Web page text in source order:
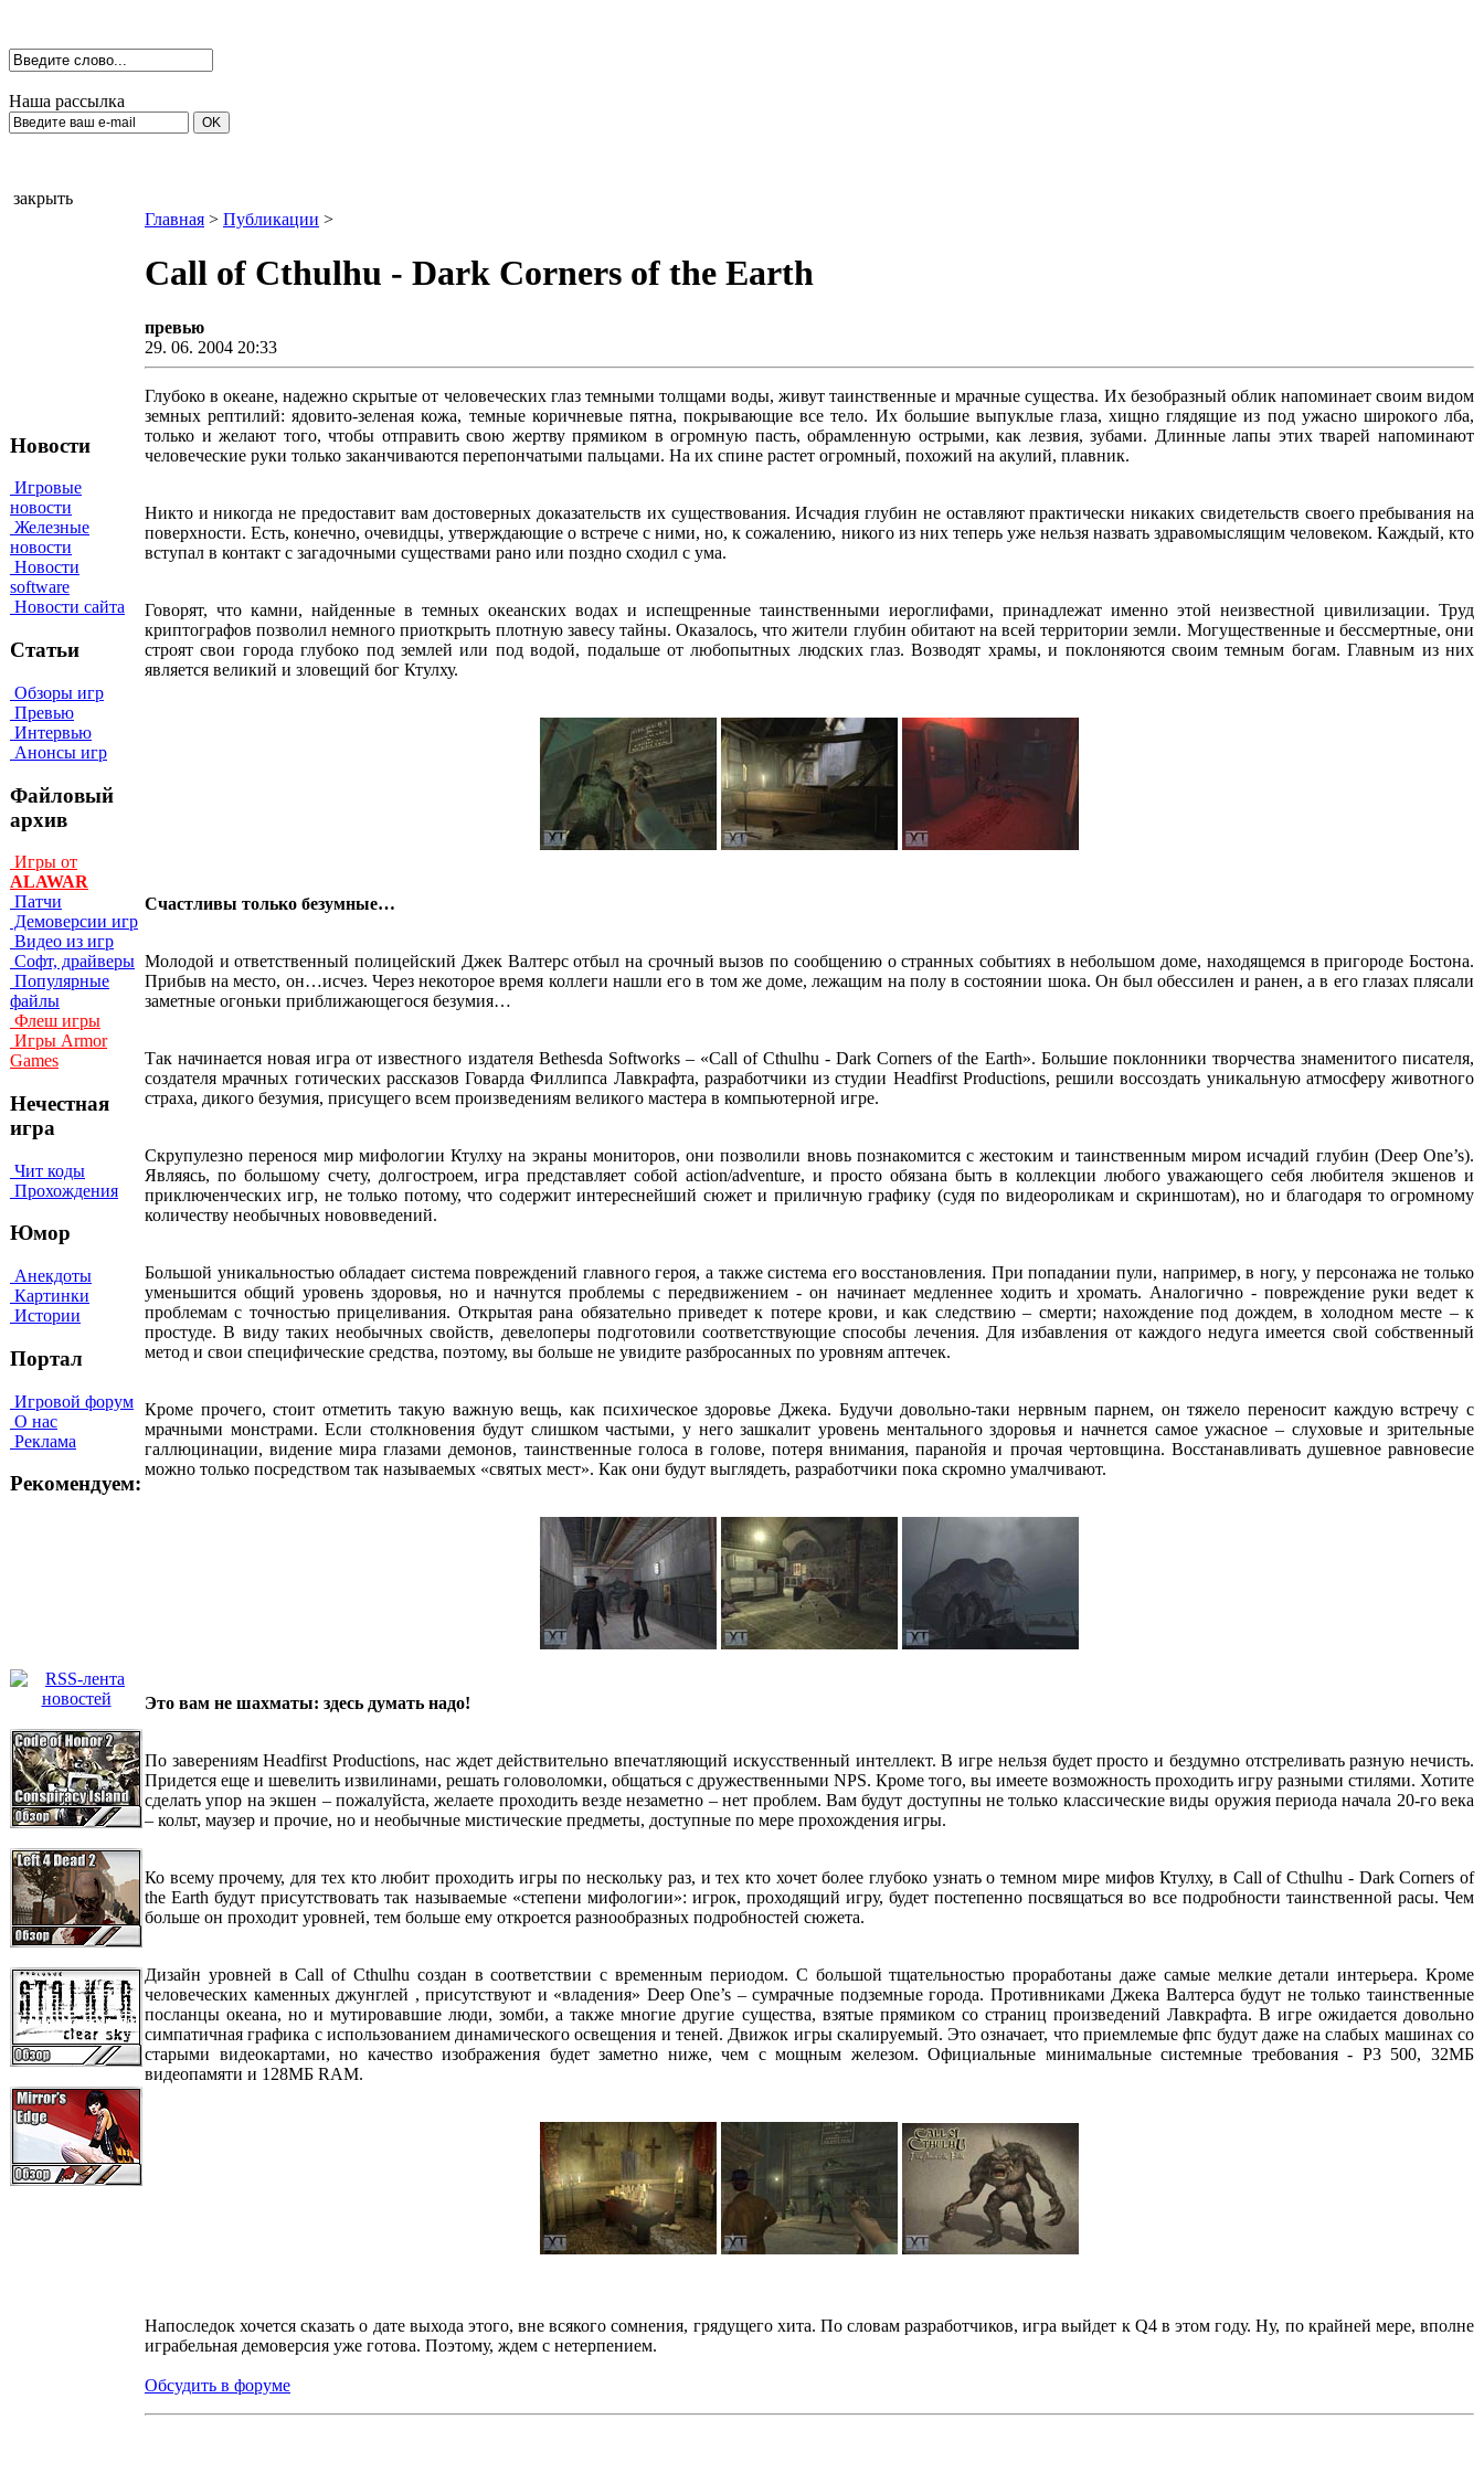
Наша рассылка
закрыть
Новости
Игровые
новости
Железные
новости
Новости
software
Новости сайта
Статьи
Обзоры игр
Превью
Интервью
Анонсы игр
Файловый
архив
Игры от
ALAWAR
Патчи
Демоверсии игр
Видео из игр
Софт, драйверы
Популярные
файлы
Флеш игры
Игры Armor
Games
Нечестная
игра
Чит коды
Прохождения
Юмор
Анекдоты
Картинки
Истории
Портал
Игровой форум
О нас
Реклама
Рекомендуем:
Главная > Публикации >
Call of Cthulhu - Dark Corners of the Earth
превью
29. 06. 2004 20:33
Глубоко в океане, надежно скрытые от человеческих глаз темными толщами воды, живут таинственные и мрачные существа. Их безобразный облик напоминает своим видом
земных рептилий: ядовито-зеленая кожа, темные коричневые пятна, покрывающие все тело. Их большие выпуклые глаза, хищно глядящие из под ужасно широкого лба,
только и желают того, чтобы отправить свою жертву прямиком в огромную пасть, обрамленную острыми, как лезвия, зубами. Длинные лапы этих тварей напоминают
человеческие руки только заканчиваются перепончатыми пальцами. На их спине растет огромный, похожий на акулий, плавник.
Никто и никогда не предоставит вам достоверных доказательств их существования. Исчадия глубин не оставляют практически никаких свидетельств своего пребывания на
поверхности. Есть, конечно, очевидцы, утверждающие о встрече с ними, но, к сожалению, никого из них теперь уже нельзя назвать здравомыслящим человеком. Каждый, кто
вступал в контакт с загадочными существами рано или поздно сходил с ума.
Говорят, что камни, найденные в темных океанских водах и испещренные таинственными иероглифами, принадлежат именно этой неизвестной цивилизации. Труд
криптографов позволил немного приоткрыть плотную завесу тайны. Оказалось, что жители глубин обитают на всей территории земли. Могущественные и бессмертные, они
строят свои города глубоко под землей или под водой, подальше от любопытных людских глаз. Возводят храмы, и поклоняются своим темным богам. Главным из них
является великий и зловещий бог Ктулху.
Счастливы только безумные…
Молодой и ответственный полицейский Джек Валтерс отбыл на срочный вызов по сообщению о странных событиях в небольшом доме, находящемся в пригороде Бостона.
Прибыв на место, он…исчез. Через некоторое время коллеги нашли его в том же доме, лежащим на полу в состоянии шока. Он был обессилен и ранен, а в его глазах плясали
заметные огоньки приближающегося безумия…
Так начинается новая игра от известного издателя Bethesda Softworks – «Call of Cthulhu - Dark Corners of the Earth». Большие поклонники творчества знаменитого писателя,
создателя мрачных готических рассказов Говарда Филлипса Лавкрафта, разработчики из студии Headfirst Productions, решили воссоздать уникальную атмосферу животного
страха, дикого безумия, присущего всем произведениям великого мастера в компьютерной игре.
Скрупулезно перенося мир мифологии Ктулху на экраны мониторов, они позволили вновь познакомится с жестоким и таинственным миром исчадий глубин (Deep One’s).
Являясь, по большому счету, долгостроем, игра представляет собой action/adventure, и просто обязана быть в коллекции любого уважающего себя любителя экшенов и
приключенческих игр, не только потому, что содержит интереснейший сюжет и приличную графику (судя по видеороликам и скриншотам), но и благодаря то огромному
количеству необычных нововведений.
Большой уникальностью обладает система повреждений главного героя, а также система его восстановления. При попадании пули, например, в ногу, у персонажа не только
уменьшится общий уровень здоровья, но и начнутся проблемы с передвижением - он начинает медленнее ходить и хромать. Аналогично - повреждение руки ведет к
проблемам с точностью прицеливания. Открытая рана обязательно приведет к потере крови, и как следствию – смерти; нахождение под дождем, в холодном месте – к
простуде. В виду таких необычных свойств, девелоперы подготовили соответствующие способы лечения. Для избавления от каждого недуга имеется свой собственный
метод и свои специфические средства, поэтому, вы больше не увидите разбросанных по уровням аптечек.
Кроме прочего, стоит отметить такую важную вещь, как психическое здоровье Джека. Будучи довольно-таки нервным парнем, он тяжело переносит каждую встречу с
мрачными монстрами. Если столкновения будут слишком частыми, у него зашкалит уровень ментального здоровья и начнется самое ужасное – слуховые и зрительные
галлюцинации, видение мира глазами демонов, таинственные голоса в голове, потеря внимания, паранойя и прочая чертовщина. Восстанавливать душевное равновесие
можно только посредством так называемых «святых мест». Как они будут выглядеть, разработчики пока скромно умалчивают.
Это вам не шахматы: здесь думать надо!
По заверениям Headfirst Productions, нас ждет действительно впечатляющий искусственный интеллект. В игре нельзя будет просто и бездумно отстреливать разную нечисть.
Придется еще и шевелить извилинами, решать головоломки, общаться с дружественными NPS. Кроме того, вы имеете возможность проходить игру разными стилями. Хотите
сделать упор на экшен – пожалуйста, желаете проходить везде незаметно – нет проблем. Вам будут доступны не только классические виды оружия периода начала 20-го века
– кольт, маузер и прочие, но и необычные мистические предметы, доступные по мере прохождения игры.
Ко всему прочему, для тех кто любит проходить игры по нескольку раз, и тех кто хочет более глубоко узнать о темном мире мифов Ктулху, в Call of Cthulhu - Dark Corners of
the Earth будут присутствовать так называемые «степени мифологии»: игрок, проходящий игру, будет постепенно посвящаться во все подробности таинственной расы. Чем
больше он проходит уровней, тем больше ему откроется разнообразных подробностей сюжета.
Дизайн уровней в Call of Cthulhu создан в соответствии с временным периодом. С большой тщательностью проработаны даже самые мелкие детали интерьера. Кроме
человеческих каменных джунглей , присутствуют и «владения» Deep One’s – сумрачные подземные города. Противниками Джека Валтерса будут не только таинственные
посланцы океана, но и мутировавшие люди, зомби, а также многие другие существа, взятые прямиком со страниц произведений Лавкрафта. В игре ожидается довольно
симпатичная графика с использованием динамического освещения и теней. Движок игры скалируемый. Это означает, что приемлемые фпс будут даже на слабых машинах со
старыми видеокартами, но качество изображения будет заметно ниже, чем с мощным железом. Официальные минимальные системные требования - P3 500, 32МБ
видеопамяти и 128МБ RAM.
Напоследок хочется сказать о дате выхода этого, вне всякого сомнения, грядущего хита. По словам разработчиков, игра выйдет к Q4 в этом году. Ну, по крайней мере, вполне
играбельная демоверсия уже готова. Поэтому, ждем с нетерпением.
Обсудить в форуме